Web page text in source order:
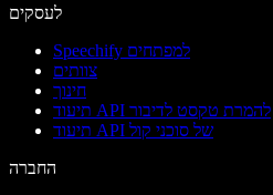
לעסקים
Speechify למפתחים
צוותים
חינוך
תיעוד API להמרת טקסט לדיבור
תיעוד API של סוכני קול
החברה